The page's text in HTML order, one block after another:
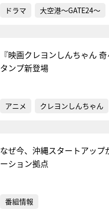
ドラマ 大空港～GATE24～
『映画クレヨンしんちゃん
タンプ新登場
アニメ クレヨンしんちゃん
なぜ今、沖縄スタートアッ
ーション拠点
番組情報